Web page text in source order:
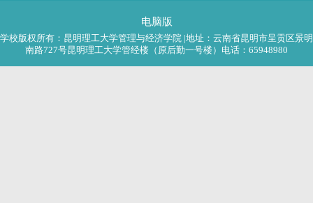
电脑版
学校版权所有：昆明理工大学管理与经济学院 |地址：云南省昆明市呈贡区景明
南路727号昆明理工大学管经楼（原后勤一号楼）电话：65948980